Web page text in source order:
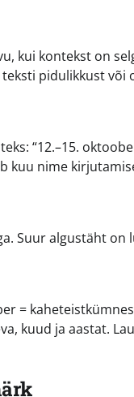
kui kontekst on
pidulikkust või
“12.–15.
kuu nime
Suur algustäht on
=
kuud ja aastat.